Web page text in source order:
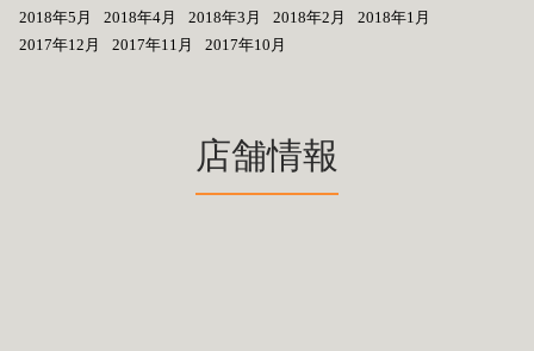
2018年5月
2018年4月 2018年3月 2018年2月
2018年1月
2017年12月
2017年11月 2017年10月
店舗情報